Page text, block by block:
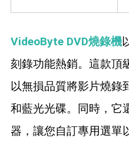
VideoByte DVD燒錄機
刻錄功能熱銷。這款頂
以無損品質將影片燒錄
和藍光光碟。同時，它
器，讓您自訂專用選單